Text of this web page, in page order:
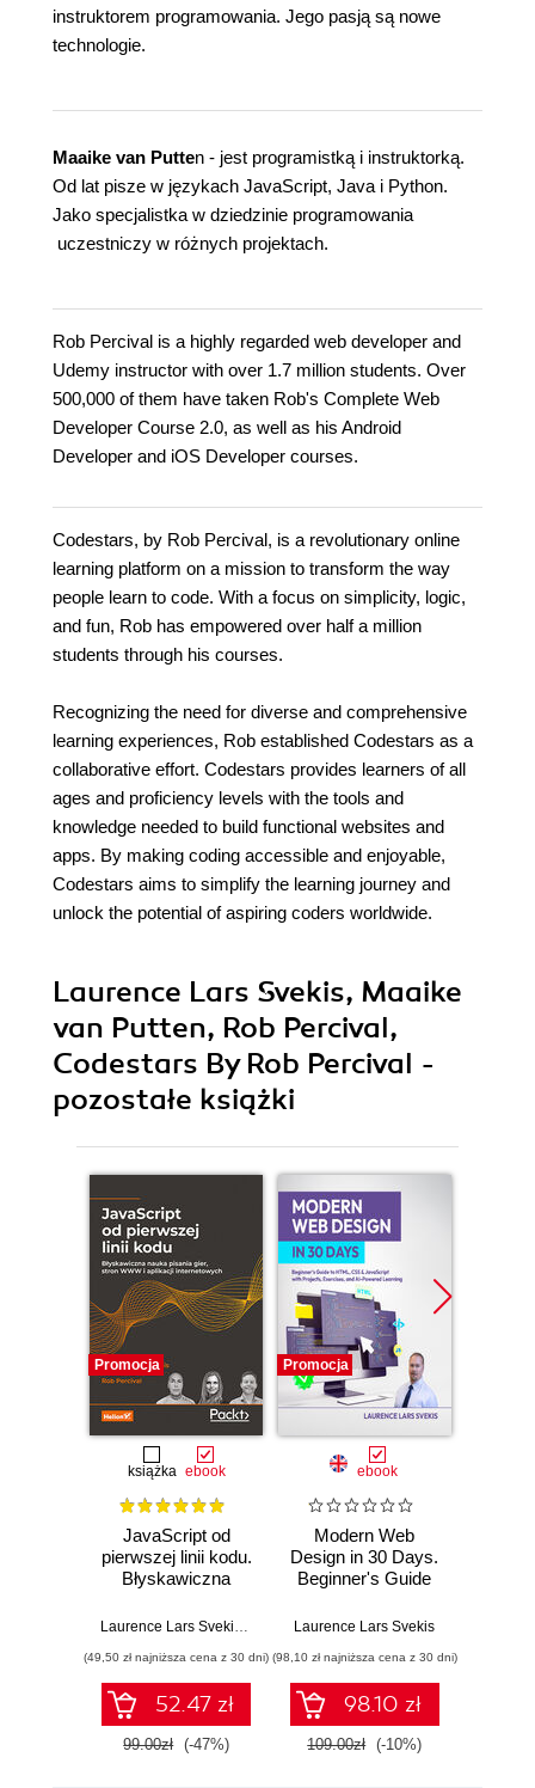
instruktorem programowania. Jego pasją są nowe
technologie.
Maaike van Putten - jest programistką i instruktorką.
Od lat pisze w językach JavaScript, Java i Python.
Jako specjalistka w dziedzinie programowania
uczestniczy w różnych projektach.
Rob Percival is a highly regarded web developer and
Udemy instructor with over 1.7 million students. Over
500,000 of them have taken Rob's Complete Web
Developer Course 2.0, as well as his Android
Developer and iOS Developer courses.
Codestars, by Rob Percival, is a revolutionary online
learning platform on a mission to transform the way
people learn to code. With a focus on simplicity, logic,
and fun, Rob has empowered over half a million
students through his courses.
Recognizing the need for diverse and comprehensive
learning experiences, Rob established Codestars as a
collaborative effort. Codestars provides learners of all
ages and proficiency levels with the tools and
knowledge needed to build functional websites and
apps. By making coding accessible and enjoyable,
Codestars aims to simplify the learning journey and
unlock the potential of aspiring coders worldwide.
Laurence Lars Svekis, Maaike
van Putten, Rob Percival,
Codestars By Rob Percival -
pozostałe książki
Promocja
książka ebook
JavaScript od
pierwszej linii kodu.
Błyskawiczna
stron WWW i
internetowych
Maaike van Putten,Rob Percival
(49,50 zł najniższa cena z 30 dni)
52.47 zł
99.00zł (-47%)
Promocja
ebook
Modern Web
Design in 30 Days.
Beginner's Guide
JavaScript with
Exercises, and AI-
Powered Learning
Laurence Lars Svekis
(98,10 zł najniższa cena z 30 dni)
98.10 zł
109.00zł (-10%)